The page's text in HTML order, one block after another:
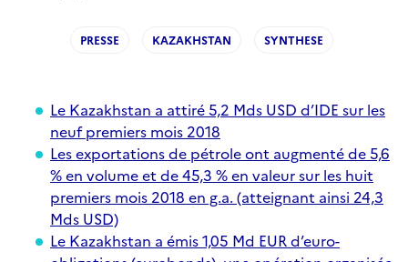
PRESSE KAZAKHSTAN SYNTHESE
Le Kazakhstan a attiré 5,2 Mds USD d’IDE sur les
neuf premiers mois 2018
Les exportations de pétrole ont augmenté de 5,6
% en volume et de 45,3 % en valeur sur les huit
premiers mois 2018 en g.a. (atteignant ainsi 24,3
Mds USD)
Le Kazakhstan a émis 1,05 Md EUR d’euro-